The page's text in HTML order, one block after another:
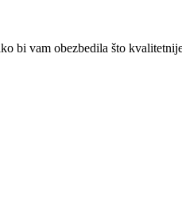
bi vam obezbedila što